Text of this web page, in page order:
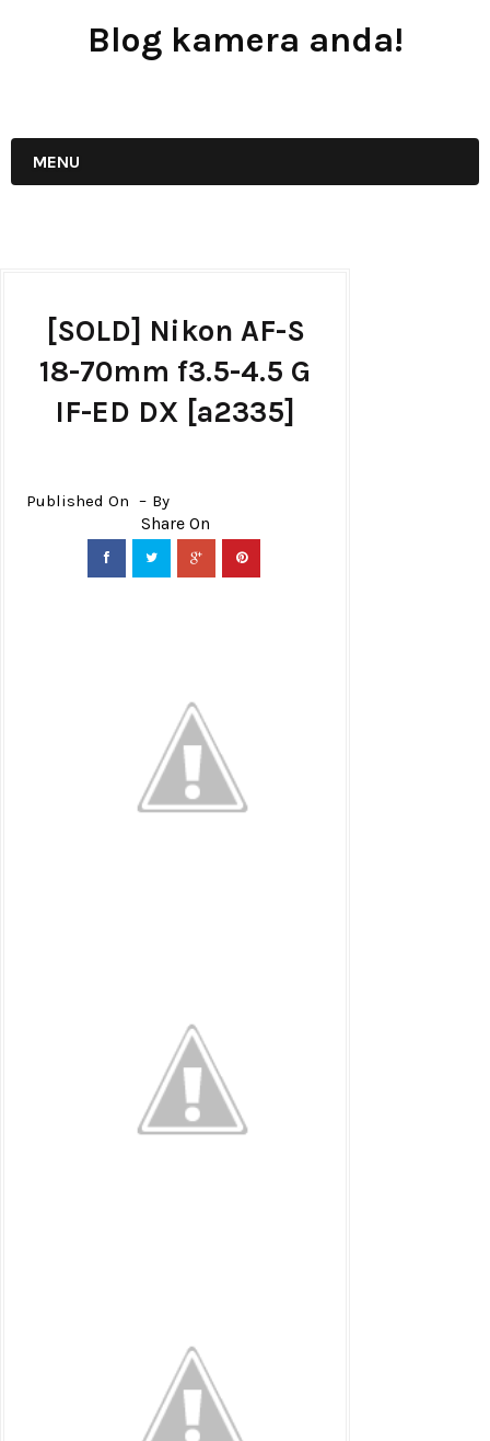
Blog kamera anda!
MENU
[SOLD] Nikon AF-S
18-70mm f3.5-4.5 G
IF-ED DX [a2335]
Published On By